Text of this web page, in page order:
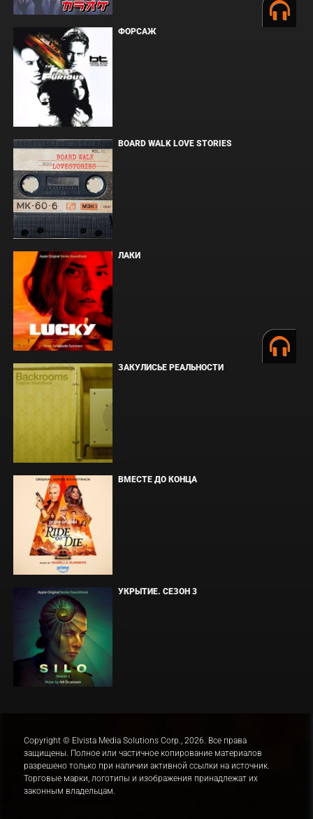
ФОРСАЖ
BOARD WALK LOVE STORIES
ЛАКИ
ЗАКУЛИСЬЕ РЕАЛЬНОСТИ
ВМЕСТЕ ДО КОНЦА
УКРЫТИЕ. СЕЗОН 3
Copyright © Elvista Media Solutions Corp., 2026. Все права
защищены. Полное или частичное копирование материалов
разрешено только при наличии активной ссылки на источник.
Торговые марки, логотипы и изображения принадлежат их
законным владельцам.